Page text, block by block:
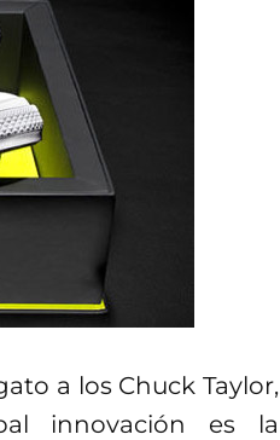
a los Chuck Taylor,
innovación es la